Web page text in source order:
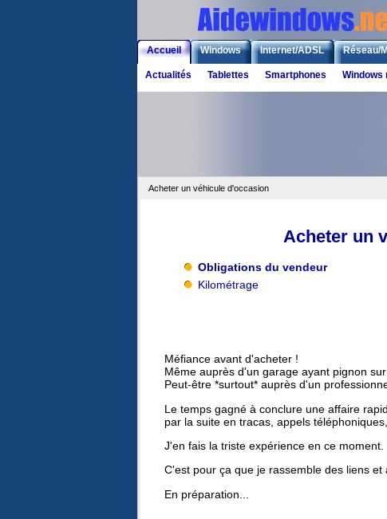
Accueil Windows Internet/ADSL Réseau/
Actualités Tablettes Smartphones Windows
Acheter un véhicule d'occasion
Acheter un
Obligations du vendeur
Kilométrage
Méfiance avant d'acheter !
Même auprès d'un garage ayant pignon sur
Peut-être *surtout* auprès d'un
Le temps gagné à conclure une affaire
par la suite en tracas, appels
J'en fais la triste expérience en ce moment.
C'est pour ça que je rassemble des liens
En préparation...